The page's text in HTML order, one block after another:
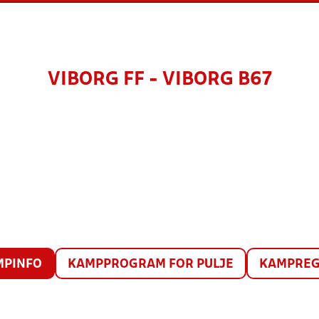
VIBORG FF - VIBORG B67
KAMPPROGRAM FOR PULJE